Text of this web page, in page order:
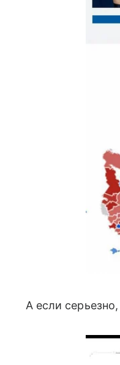
А если